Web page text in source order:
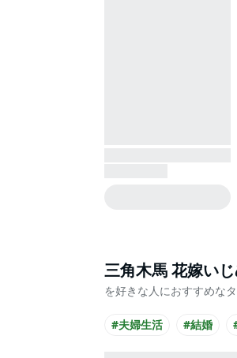
三角木馬 花嫁い
を好きな人におすすめな
#夫婦生活 #結婚